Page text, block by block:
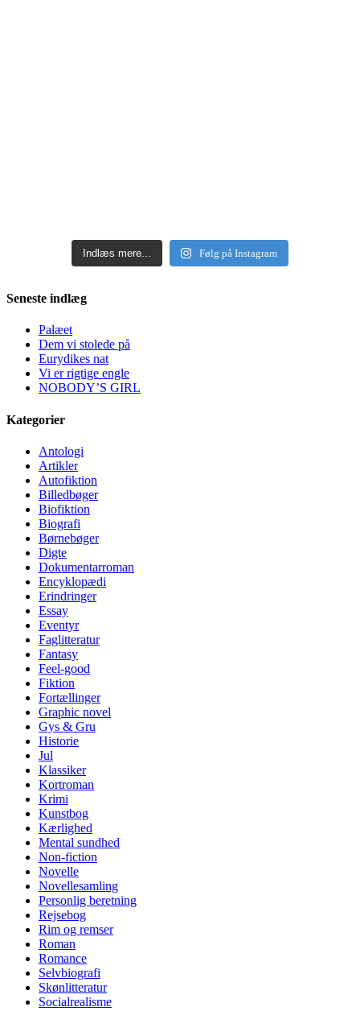
Indlæs mere... Følg på Instagram
Seneste indlæg
Palæet
Dem vi stolede på
Eurydikes nat
Vi er rigtige engle
NOBODY’S GIRL
Kategorier
Antologi
Artikler
Autofiktion
Billedbøger
Biofiktion
Biografi
Børnebøger
Digte
Dokumentarroman
Encyklopædi
Erindringer
Essay
Eventyr
Faglitteratur
Fantasy
Feel-good
Fiktion
Fortællinger
Graphic novel
Gys & Gru
Historie
Jul
Klassiker
Kortroman
Krimi
Kunstbog
Kærlighed
Mental sundhed
Non-fiction
Novelle
Novellesamling
Personlig beretning
Rejsebog
Rim og remser
Roman
Romance
Selvbiografi
Skønlitteratur
Socialrealisme